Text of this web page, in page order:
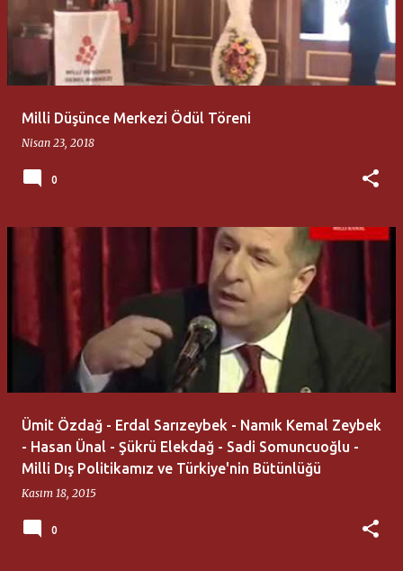
Milli Düşünce Merkezi Ödül Töreni
Nisan 23, 2018
0
Ümit Özdağ - Erdal Sarızeybek - Namık Kemal Zeybek
- Hasan Ünal - Şükrü Elekdağ - Sadi Somuncuoğlu -
Milli Dış Politikamız ve Türkiye'nin Bütünlüğü
Kasım 18, 2015
0